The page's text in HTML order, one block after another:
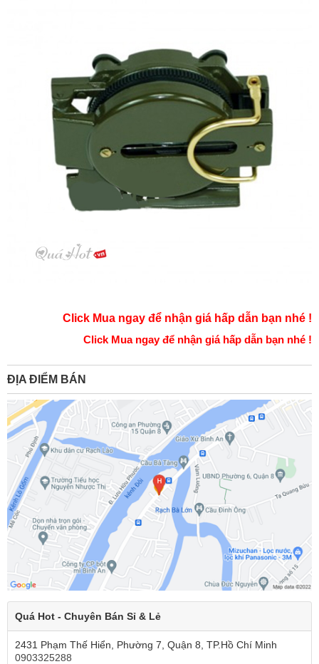
Click Mua ngay để nhận giá hấp dẫn bạn nhé !
Click Mua ngay để nhận giá hấp dẫn bạn nhé !
ĐỊA ĐIỂM BÁN
Quá Hot - Chuyên Bán Sỉ & Lẻ
2431 Phạm Thế Hiển, Phường 7, Quận 8, TP.Hồ Chí Minh
0903325288